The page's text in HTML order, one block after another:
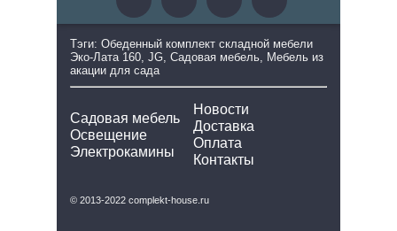
Тэги: Обеденный комплект складной мебели
Эко-Лата 160, JG, Садовая мебель, Мебель из
акации для сада
Садовая мебель
Освещение
Электрокамины
Новости
Доставка
Оплата
Контакты
© 2013-2022 complekt-house.ru